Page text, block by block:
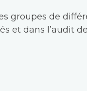
groupes de
et dans l’audit